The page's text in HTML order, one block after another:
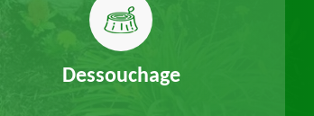
Dessouchage